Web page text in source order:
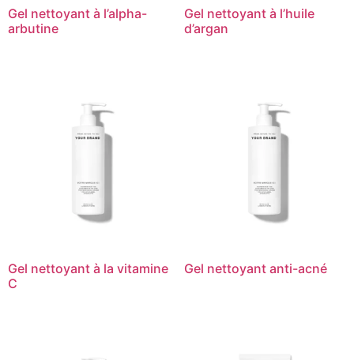
Gel nettoyant à l’alpha-
arbutine
Gel nettoyant à l’huile
d’argan
Gel nettoyant à la vitamine
C
Gel nettoyant anti-acné